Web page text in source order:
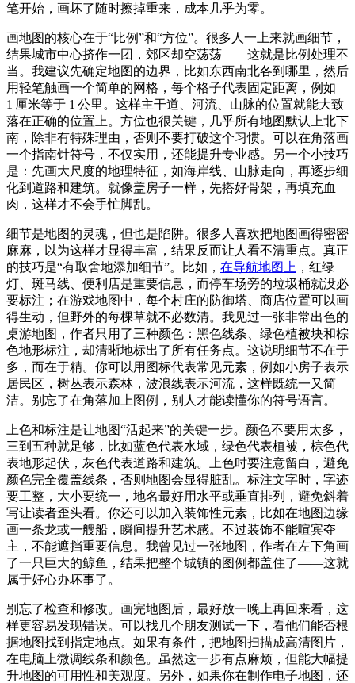
笔开始，画坏了随时擦掉重来，成本几乎为零。
画地图的核心在于“比例”和“方位”。很多人一上来就画细节，
结果城市中心挤作一团，郊区却空荡荡——这就是比例处理不
当。我建议先确定地图的边界，比如东西南北各到哪里，然后
用轻笔触画一个简单的网格，每个格子代表固定距离，例如
1 厘米等于 1 公里。这样主干道、河流、山脉的位置就能大致
落在正确的位置上。方位也很关键，几乎所有地图默认上北下
南，除非有特殊理由，否则不要打破这个习惯。可以在角落画
一个指南针符号，不仅实用，还能提升专业感。另一个小技巧
是：先画大尺度的地理特征，如海岸线、山脉走向，再逐步细
化到道路和建筑。就像盖房子一样，先搭好骨架，再填充血
肉，这样才不会手忙脚乱。
细节是地图的灵魂，但也是陷阱。很多人喜欢把地图画得密密
麻麻，以为这样才显得丰富，结果反而让人看不清重点。真正
的技巧是“有取舍地添加细节”。比如， 在导航地图上 ，红绿
灯、斑马线、便利店是重要信息，而停车场旁的垃圾桶就没必
要标注；在游戏地图中，每个村庄的防御塔、商店位置可以画
得生动，但野外的每棵草就不必数清。我见过一张非常出色的
桌游地图，作者只用了三种颜色：黑色线条、绿色植被块和棕
色地形标注，却清晰地标出了所有任务点。这说明细节不在于
多，而在于精。你可以用图标代表常见元素，例如小房子表示
居民区，树丛表示森林，波浪线表示河流，这样既统一又简
洁。别忘了在角落加上图例，别人才能读懂你的符号语言。
上色和标注是让地图“活起来”的关键一步。颜色不要用太多，
三到五种就足够，比如蓝色代表水域，绿色代表植被，棕色代
表地形起伏，灰色代表道路和建筑。上色时要注意留白，避免
颜色完全覆盖线条，否则地图会显得脏乱。标注文字时，字迹
要工整，大小要统一，地名最好用水平或垂直排列，避免斜着
写让读者歪头看。你还可以加入装饰性元素，比如在地图边缘
画一条龙或一艘船，瞬间提升艺术感。不过装饰不能喧宾夺
主，不能遮挡重要信息。我曾见过一张地图，作者在左下角画
了一只巨大的鲸鱼，结果把整个城镇的图例都盖住了——这就
属于好心办坏事了。
别忘了检查和修改。画完地图后，最好放一晚上再回来看，这
样更容易发现错误。可以找几个朋友测试一下，看他们能否根
据地图找到指定地点。如果有条件，把地图扫描成高清图片，
在电脑上微调线条和颜色。虽然这一步有点麻烦，但能大幅提
升地图的可用性和美观度。另外，如果你在制作电子地图，还